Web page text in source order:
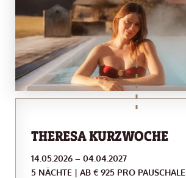
THERESA KURZWOCHE
14.05.2026 – 04.04.2027
5 NÄCHTE | AB € 925 PRO PAUSCHALE